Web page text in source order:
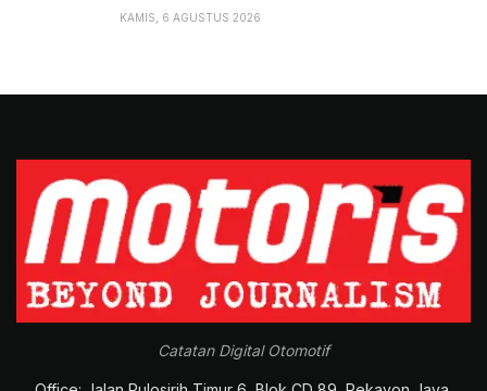
KAMIS, 6 AGUSTUS 2026
Catatan Digital Otomotif